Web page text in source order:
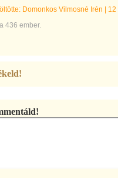
Domonkos Vilmosné Irén
12
436 ember.